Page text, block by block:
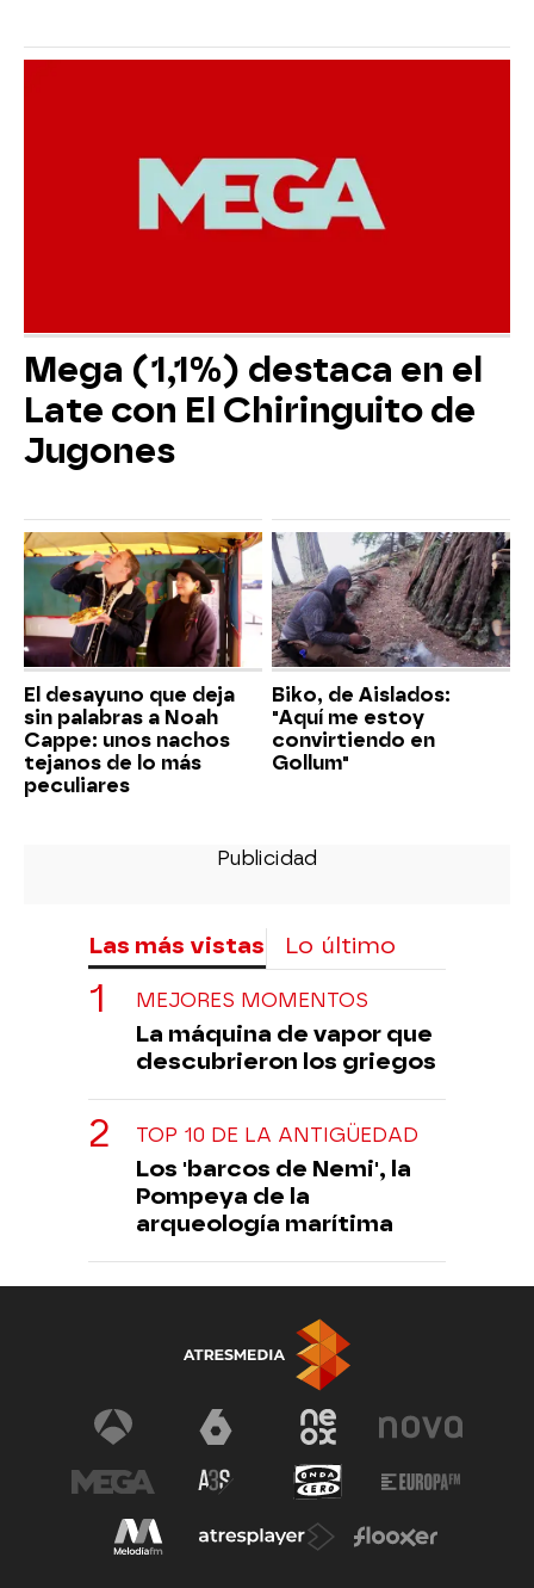
Mega (1,1%) destaca en el
Late con El Chiringuito de
Jugones
El desayuno que deja
sin palabras a Noah
Cappe: unos nachos
tejanos de lo más
peculiares
Biko, de Aislados:
"Aquí me estoy
convirtiendo en
Gollum"
Las más vistas Lo último
MEJORES MOMENTOS
La máquina de vapor que
descubrieron los griegos
TOP 10 DE LA ANTIGÜEDAD
Los 'barcos de Nemi', la
Pompeya de la
arqueología marítima